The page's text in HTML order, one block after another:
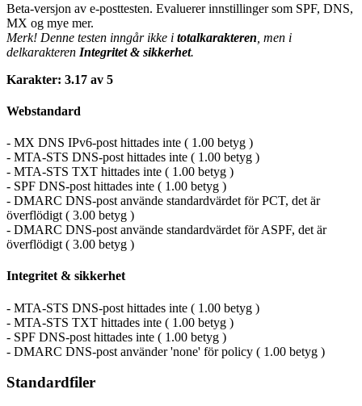
Beta-versjon av e-posttesten. Evaluerer innstillinger som SPF, DNS,
MX og mye mer.
Merk! Denne testen inngår ikke i totalkarakteren , men i
delkarakteren Integritet & sikkerhet.
Karakter: 3.17 av 5
Webstandard
- MX DNS IPv6-post hittades inte ( 1.00 betyg )
- MTA-STS DNS-post hittades inte ( 1.00 betyg )
- MTA-STS TXT hittades inte ( 1.00 betyg )
- SPF DNS-post hittades inte ( 1.00 betyg )
- DMARC DNS-post använde standardvärdet för PCT, det är
överflödigt ( 3.00 betyg )
- DMARC DNS-post använde standardvärdet för ASPF, det är
överflödigt ( 3.00 betyg )
Integritet & sikkerhet
- MTA-STS DNS-post hittades inte ( 1.00 betyg )
- MTA-STS TXT hittades inte ( 1.00 betyg )
- SPF DNS-post hittades inte ( 1.00 betyg )
- DMARC DNS-post använder 'none' för policy ( 1.00 betyg )
Standardfiler